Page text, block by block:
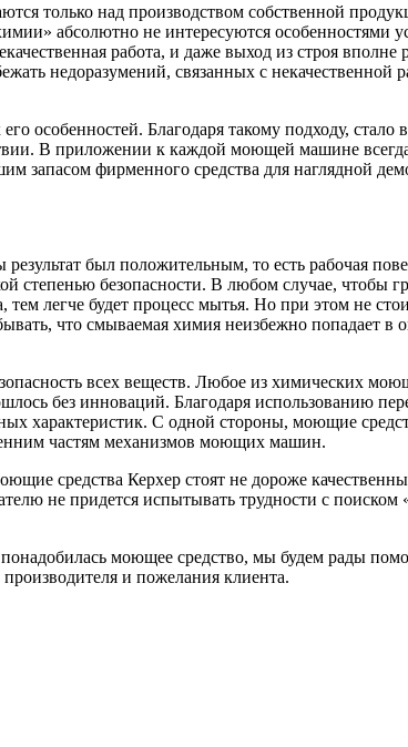
только над производством собственной
абсолютно не интересуются особенностями
работа, и даже выход из строя вполне
недоразумений, связанных с некачественной
особенностей. Благодаря такому подходу,
В приложении к каждой моющей машине
запасом фирменного средства для наглядной
был положительным, то есть рабочая
степенью безопасности. В любом случае, чтобы
легче будет процесс мытья. Но при этом не
что смываемая химия неизбежно попадает в
всех веществ. Любое из химических
без инноваций. Благодаря использованию
характеристик. С одной стороны, моющие
частям механизмов моющих машин.
средства Керхер стоят не дороже
не придется испытывать трудности с поиском
моющее средство, мы будем рады
и пожелания клиента.